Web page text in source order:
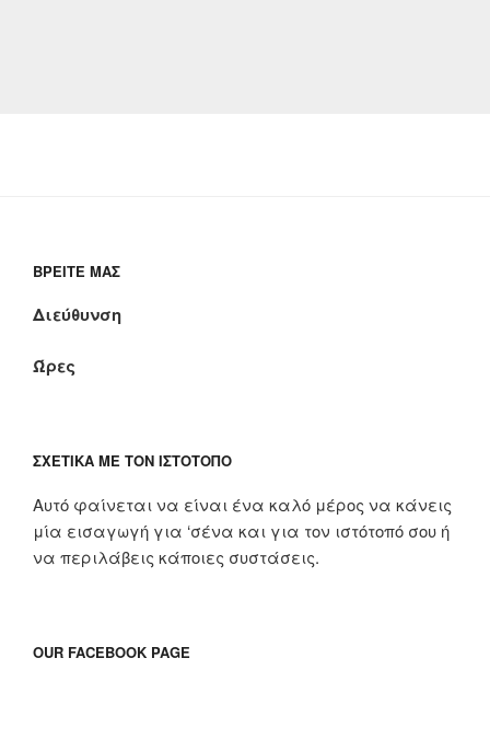
ΒΡΕΊΤΕ ΜΑΣ
Διεύθυνση
Ώρες
ΣΧΕΤΙΚΆ ΜΕ ΤΟΝ ΙΣΤΌΤΟΠΟ
Αυτό φαίνεται να είναι ένα καλό μέρος να κάνεις
μία εισαγωγή για ‘σένα και για τον ιστότοπό σου ή
να περιλάβεις κάποιες συστάσεις.
OUR FACEBOOK PAGE